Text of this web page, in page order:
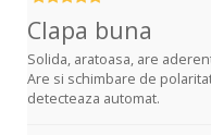
Clapa buna
Solida, aratoasa, are
Are si schimbare de
detecteaza automat.